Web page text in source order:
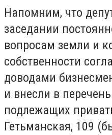
Напомним, что
заседании
вопросам земли и
собственности
доводами
и внесли в
подлежащих
Гетьманская, 109